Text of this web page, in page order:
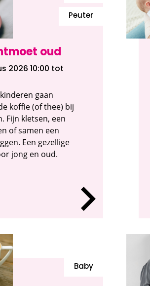
oud
Peuter
2026 10:00 tot
gaan
koffie (of thee) bij
Fijn kletsen, een
of samen een
Een gezellige
jong en oud.
Baby